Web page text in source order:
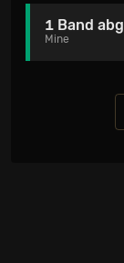
1 Band
Mine